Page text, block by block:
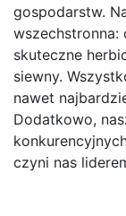
gospodarstw.
wszechstronna:
skuteczne
siewny.
nawet
Dodatkowo,
czyni nas